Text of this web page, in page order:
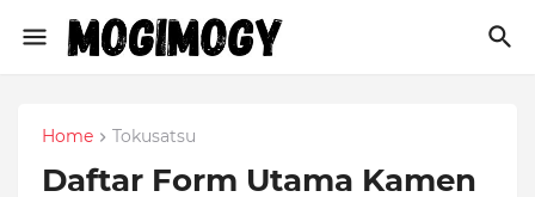
Home Tokusatsu
Daftar Form Utama Kamen